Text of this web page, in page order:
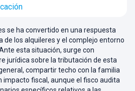
se ha convertido en una respuesta
de los alquileres y el complejo entorno
esta situación, surge con
jurídica sobre la tributación de esta
compartir techo con la familia
impacto fiscal, aunque el fisco audita